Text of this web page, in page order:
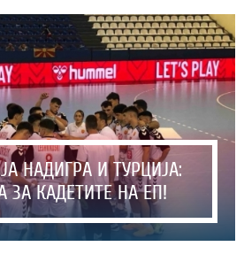
НАДИГРА И ТУРЦИЈА:
ЗА КАДЕТИТЕ НА ЕП!